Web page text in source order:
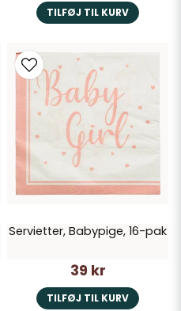
TILFØJ TIL KURV
Servietter, Babypige, 16-pak
39 kr
TILFØJ TIL KURV